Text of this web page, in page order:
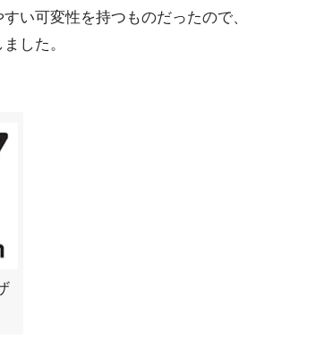
い可変性を持つものだったので、
した。